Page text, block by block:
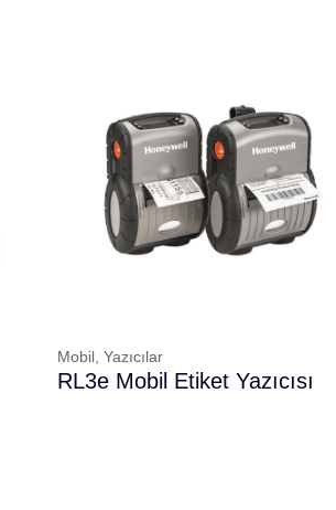
Mobil, Yazıcılar
RL3e Mobil Etiket Yazıcısı